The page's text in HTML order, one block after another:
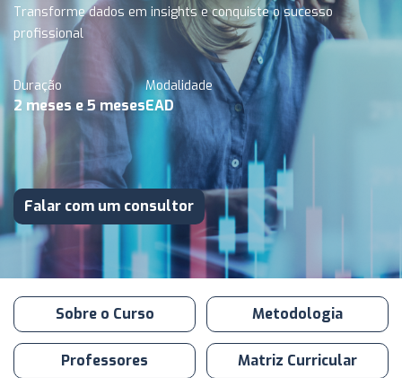
Transforme dados em insights e conquiste o sucesso
profissional
Duração
2 meses e 5 meses
Modalidade
EAD
Falar com um consultor
Sobre o Curso Metodologia
Professores Matriz Curricular